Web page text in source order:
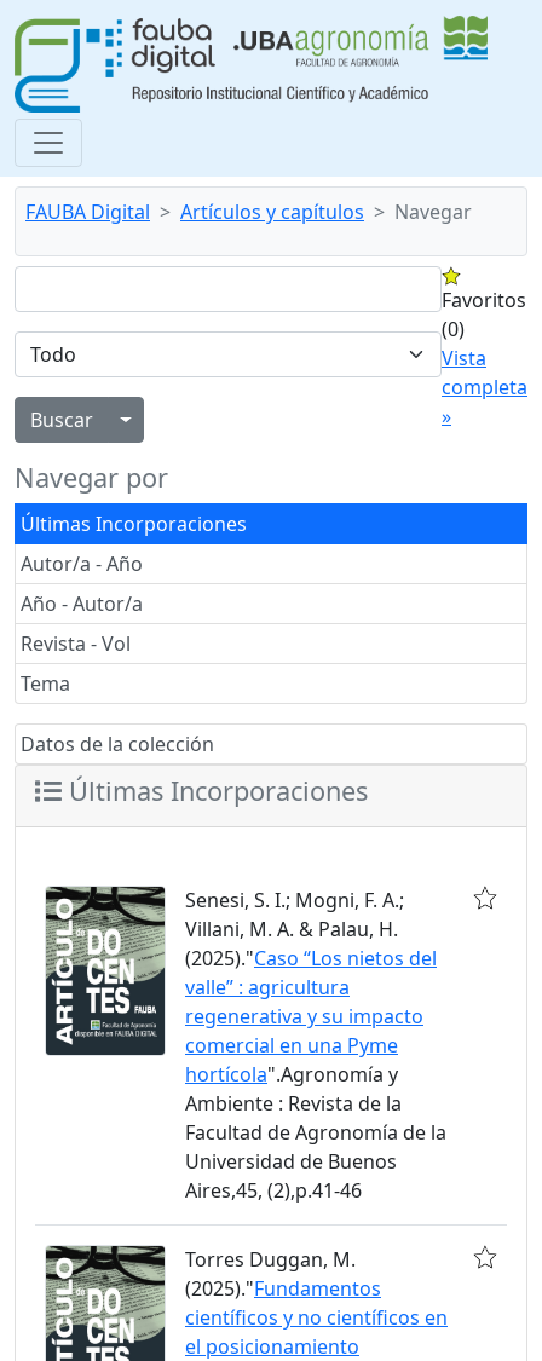
FAUBA Digital Artículos y capítulos Navegar
Alternar menú desplegable
Favoritos
(0)
Vista
completa
»
Navegar por
Últimas Incorporaciones
Autor/a - Año
Año - Autor/a
Revista - Vol
Tema
Datos de la colección
Últimas Incorporaciones
Senesi, S. I.; Mogni, F. A.;
Villani, M. A. & Palau, H.
(2025)."Caso “Los nietos del
valle” : agricultura
regenerativa y su impacto
comercial en una Pyme
hortícola".Agronomía y
Ambiente : Revista de la
Facultad de Agronomía de la
Universidad de Buenos
Aires,45, (2),p.41-46
Torres Duggan, M.
(2025)."Fundamentos
científicos y no científicos en
el posicionamiento